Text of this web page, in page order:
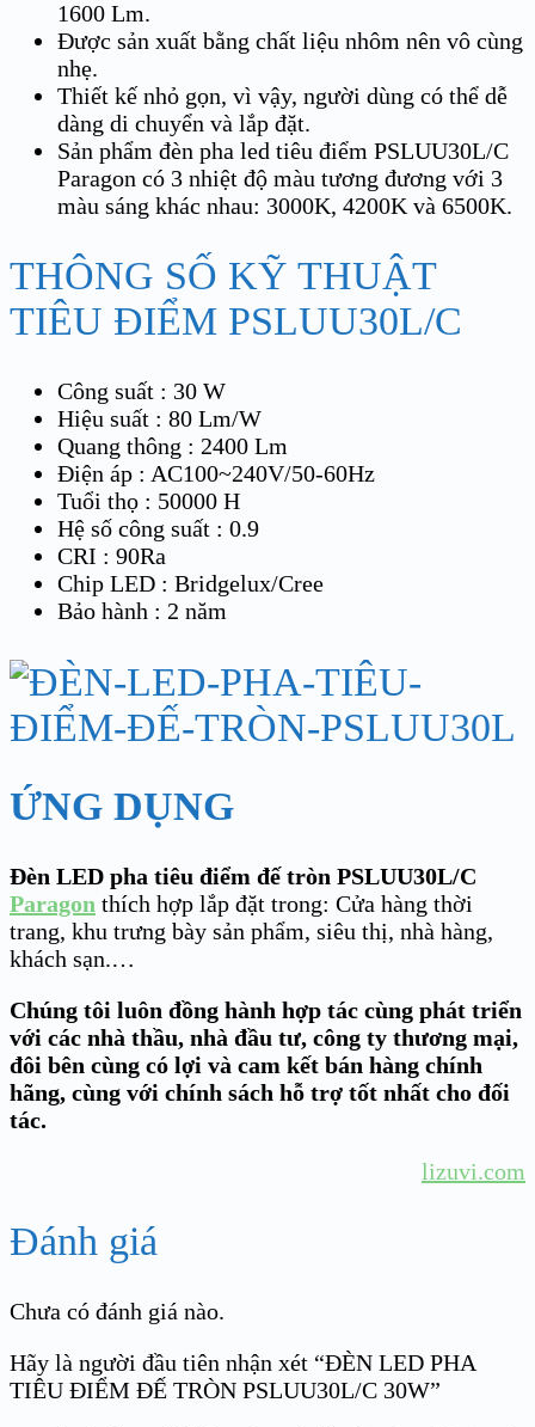
1600 Lm.
Được sản xuất bằng chất liệu nhôm nên vô cùng
nhẹ.
Thiết kế nhỏ gọn, vì vậy, người dùng có thể dễ
dàng di chuyển và lắp đặt.
Sản phẩm đèn pha led tiêu điểm PSLUU30L/C
Paragon có 3 nhiệt độ màu tương đương với 3
màu sáng khác nhau: 3000K, 4200K và 6500K.
THÔNG SỐ KỸ THUẬT
TIÊU ĐIỂM PSLUU30L/C
Công suất : 30 W
Hiệu suất : 80 Lm/W
Quang thông : 2400 Lm
Điện áp : AC100~240V/50-60Hz
Tuổi thọ : 50000 H
Hệ số công suất : 0.9
CRI : 90Ra
Chip LED : Bridgelux/Cree
Bảo hành : 2 năm
ỨNG DỤNG
Đèn LED pha tiêu điểm đế tròn PSLUU30L/C
Paragon thích hợp lắp đặt trong: Cửa hàng thời
trang, khu trưng bày sản phẩm, siêu thị, nhà hàng,
khách sạn.…
Chúng tôi luôn đồng hành hợp tác cùng phát triển
với các nhà thầu, nhà đầu tư, công ty thương mại,
đôi bên cùng có lợi và cam kết bán hàng chính
hãng, cùng với chính sách hỗ trợ tốt nhất cho đối
tác.
lizuvi.com
Đánh giá
Chưa có đánh giá nào.
Hãy là người đầu tiên nhận xét “ĐÈN LED PHA
TIÊU ĐIỂM ĐẾ TRÒN PSLUU30L/C 30W”